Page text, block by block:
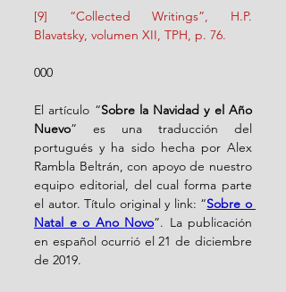
[9] “Collected Writings”, H.P.
Blavatsky, volumen XII, TPH, p. 76.
000
El artículo “Sobre la Navidad y el Año
Nuevo” es una traducción del
portugués y ha sido hecha por Alex
Rambla Beltrán, con apoyo de nuestro
equipo editorial, del cual forma parte
el autor. Título original y link: “Sobre o
Natal e o Ano Novo”. La publicación
en español ocurrió el 21 de diciembre
de 2019.